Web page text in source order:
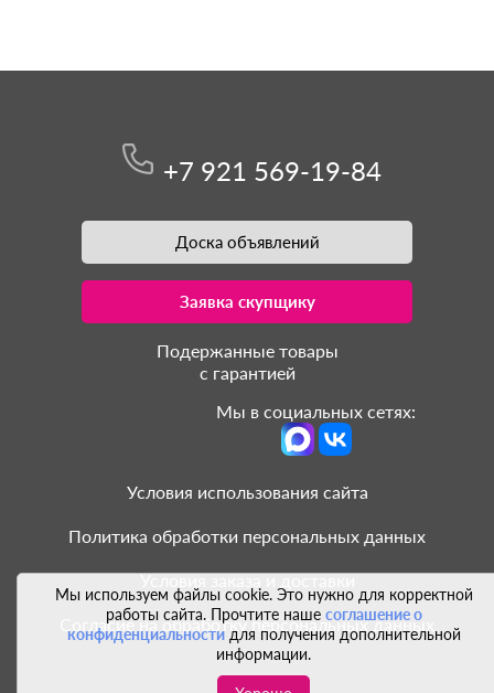
Мы используем файлы cookie. Это нужно для корректной
работы сайта. Прочтите наше соглашение о
конфиденциальностидля получения дополнительной
информации.
+7 921 569-19-84
Доска объявлений
Заявка скупщику
Подержанные товары
с гарантией
Мы в социальных сетях:
Условия использования сайта
Политика обработки персональных данных
Условия заказа и доставки
Согласие на обработку персональных данных